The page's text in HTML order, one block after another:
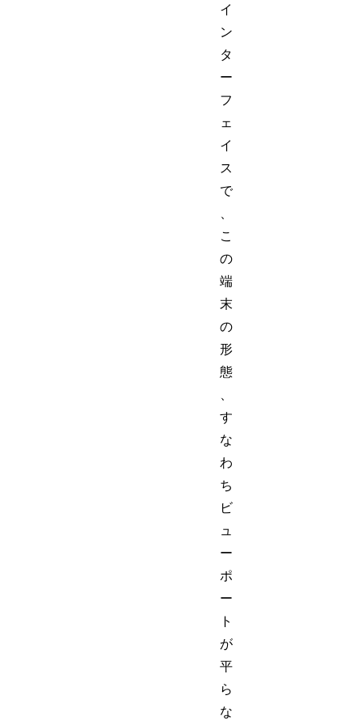
イ
ン
タ
ー
フ
ェ
イ
ス
で
、
こ
の
端
末
の
形
態
、
す
な
わ
ち
ビ
ュ
ー
ポ
ー
ト
が
平
ら
な